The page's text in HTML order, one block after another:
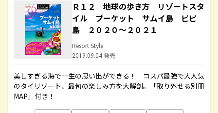
Ｒ１２ 地球の歩き方 リゾートスタ
イル プーケット サムイ島 ピピ
島 ２０２０～２０２１
Resort Style
2019.09.04 発売
美しすぎる海で一生の思い出ができる！ コスパ最強で大人気
のタイリゾート、最旬の楽しみ方を大解剖。「取り外せる別冊
MAP」付き！